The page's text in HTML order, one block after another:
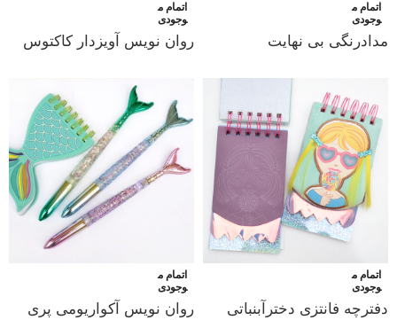
اتمام م
وجودی
مدادرنگی بی نهایت
اتمام م
وجودی
روان نویس آویزدار کاکتوس
اتمام م
وجودی
دفترچه فانتزی دخترآبنباتی
اتمام م
وجودی
روان نویس آکواریومی پری